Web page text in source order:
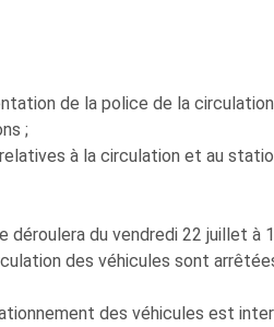
de la police de la
;
à la circulation et au
du vendredi 22 juillet à
des véhicules sont
des véhicules est